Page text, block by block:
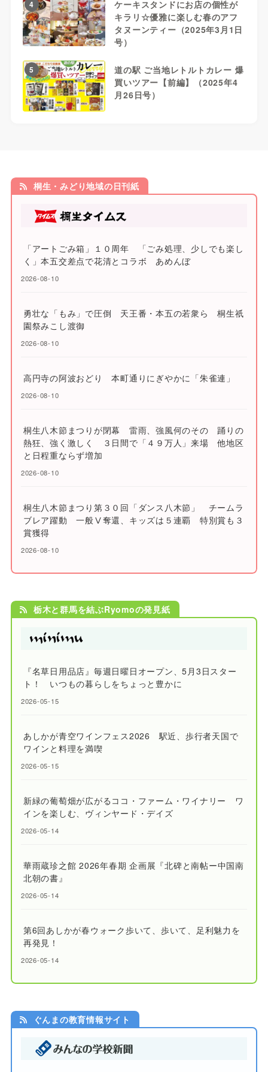
4
ケーキスタンドにお店の個性が
キラリ☆優雅に楽しむ春のアフ
タヌーンティー（2025年3月1日
号）
5
道の駅 ご当地レトルトカレー 爆
買いツアー【前編】（2025年4
月26日号）
桐生・みどり地域の日刊紙
「アートごみ箱」１０周年 「ごみ処理、少しでも楽し
く」本五交差点で花清とコラボ あめんぼ
2026-08-10
勇壮な「もみ」で圧倒 天王番・本五の若衆ら 桐生祇
園祭みこし渡御
2026-08-10
高円寺の阿波おどり 本町通りにぎやかに「朱雀連」
2026-08-10
桐生八木節まつりが閉幕 雷雨、強風何のその 踊りの
熱狂、強く激しく ３日間で「４９万人」来場 他地区
と日程重ならず増加
2026-08-10
桐生八木節まつり第３０回「ダンス八木節」 チームラ
ブレア躍動 一般Ⅴ奪還、キッズは５連覇 特別賞も３
賞獲得
2026-08-10
栃木と群馬を結ぶRyomoの発見紙
『名草日用品店』毎週日曜日オープン、5月3日スター
ト！ いつもの暮らしをちょっと豊かに
2026-05-15
あしかが青空ワインフェス2026 駅近、歩行者天国で
ワインと料理を満喫
2026-05-15
新緑の葡萄畑が広がるココ・ファーム・ワイナリー ワ
インを楽しむ、ヴィンヤード・デイズ
2026-05-14
華雨蔵珍之館 2026年春期 企画展『北碑と南帖ー中国南
北朝の書』
2026-05-14
第6回あしかが春ウォーク歩いて、歩いて、足利魅力を
再発見！
2026-05-14
ぐんまの教育情報サイト